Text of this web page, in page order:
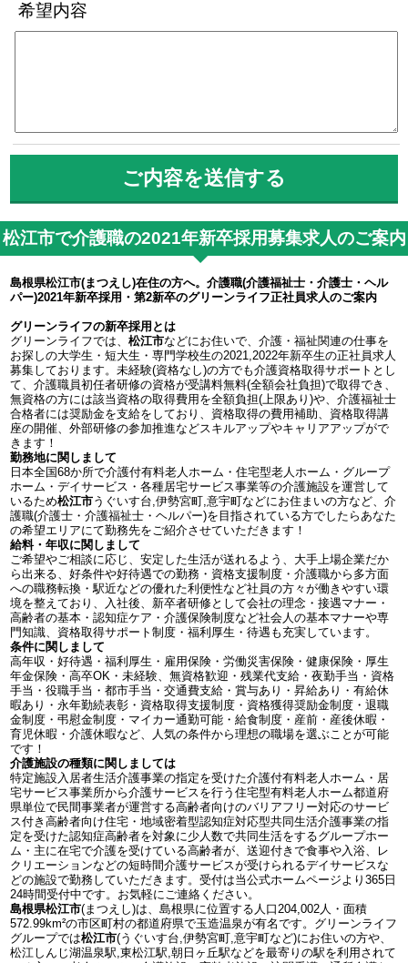
希望内容
松江市で介護職の2021年新卒採用募集求人のご案内
島根県松江市(まつえし)在住の方へ。介護職(介護福祉士・介護士・ヘル
パー)2021年新卒採用・第2新卒のグリーンライフ正社員求人のご案内
グリーンライフの新卒採用とは
グリーンライフでは、松江市などにお住いで、介護・福祉関連の仕事を
お探しの大学生・短大生・専門学校生の2021,2022年新卒生の正社員求人
募集しております。未経験(資格なし)の方でも介護資格取得サポートとし
て、介護職員初任者研修の資格が受講料無料(全額会社負担)で取得でき、
無資格の方には該当資格の取得費用を全額負担(上限あり)や、介護福祉士
合格者には奨励金を支給をしており、資格取得の費用補助、資格取得講
座の開催、外部研修の参加推進などスキルアップやキャリアアップがで
きます！
勤務地に関しまして
日本全国68か所で介護付有料老人ホーム・住宅型老人ホーム・グループ
ホーム・デイサービス・各種居宅サービス事業等の介護施設を運営して
いるため松江市うぐいす台,伊勢宮町,意宇町などにお住まいの方など、介
護職(介護士・介護福祉士・ヘルパー)を目指されている方でしたらあなた
の希望エリアにて勤務先をご紹介させていただきます！
給料・年収に関しまして
ご希望やご相談に応じ、安定した生活が送れるよう、大手上場企業だか
ら出来る、好条件や好待遇での勤務・資格支援制度・介護職から多方面
への職務転換・駅近などの優れた利便性など社員の方々が働きやすい環
境を整えており、入社後、新卒者研修として会社の理念・接遇マナー・
高齢者の基本・認知症ケア・介護保険制度など社会人の基本マナーや専
門知識、資格取得サポート制度・福利厚生・待遇も充実しています。
条件に関しまして
高年収・好待遇・福利厚生・雇用保険・労働災害保険・健康保険・厚生
年金保険・高卒OK・未経験、無資格歓迎・残業代支給・夜勤手当・資格
手当・役職手当・都市手当・交通費支給・賞与あり・昇給あり・有給休
暇あり・永年勤続表彰・資格取得支援制度・資格獲得奨励金制度・退職
金制度・弔慰金制度・マイカー通勤可能・給食制度・産前・産後休暇・
育児休暇・介護休暇など、人気の条件から理想の職場を選ぶことが可能
です！
介護施設の種類に関しましては
特定施設入居者生活介護事業の指定を受けた介護付有料老人ホーム・居
宅サービス事業所から介護サービスを行う住宅型有料老人ホーム都道府
県単位で民間事業者が運営する高齢者向けのバリアフリー対応のサービ
ス付き高齢者向け住宅・地域密着型認知症対応型共同生活介護事業の指
定を受けた認知症高齢者を対象に少人数で共同生活をするグループホー
ム・主に在宅で介護を受けている高齢者が、送迎付きで食事や入浴、レ
クリエーションなどの短時間介護サービスが受けられるデイサービスな
どの施設で勤務していただきます。受付は当公式ホームページより365日
24時間受付中です。お気軽にご連絡ください。
島根県松江市(まつえし)は、島根県に位置する人口204,002人・面積
572.99km²の市区町村の都道府県で玉造温泉が有名です。グリーンライフ
グループでは松江市(うぐいす台,伊勢宮町,意宇町など)にお住いの方や、
松江しんじ湖温泉駅,東松江駅,朝日ヶ丘駅などを最寄りの駅を利用されて